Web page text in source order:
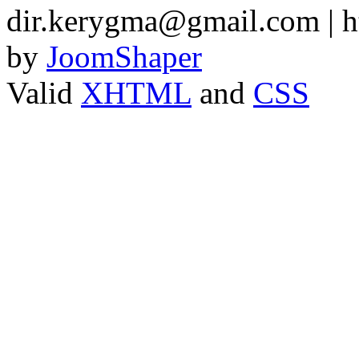
dir.kerygma@gmail.com |
by JoomShaper
Valid XHTML and CSS